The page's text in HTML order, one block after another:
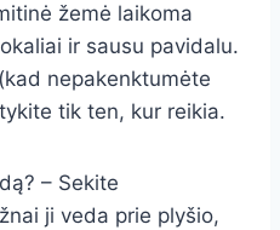
žemė laikoma
ir sausu pavidalu.
nepakenktumėte
tik ten, kur reikia.
– Sekite
ji veda prie plyšio,